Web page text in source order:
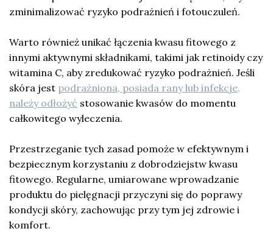
zminimalizować ryzyko podrażnień i fotouczuleń.
Warto również unikać łączenia kwasu fitowego z
innymi aktywnymi składnikami, takimi jak retinoidy czy
witamina C, aby zredukować ryzyko podrażnień. Jeśli
skóra jest podrażniona, posiada rany lub infekcje,
należy odłożyć stosowanie kwasów do momentu
całkowitego wyleczenia.
Przestrzeganie tych zasad pomoże w efektywnym i
bezpiecznym korzystaniu z dobrodziejstw kwasu
fitowego. Regularne, umiarowane wprowadzanie
produktu do pielęgnacji przyczyni się do poprawy
kondycji skóry, zachowując przy tym jej zdrowie i
komfort.